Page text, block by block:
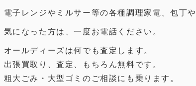
電子レンジや ミルサー等の各種調理家電、包丁や
気になった方は、一度お電話ください。
オールディーズは何でも査定します。
出張買取り、査定、もちろん無料です。
粗大ごみ・大型ゴミのご相談にも乗ります。